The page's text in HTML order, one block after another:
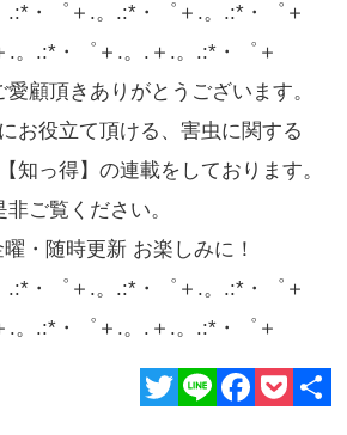
.:*・゜＋.。.:*・゜＋.。.:*・゜＋
.。.:*・゜＋.。.＋.。.:*・゜＋
顧頂きありがとうございます。
お役立て頂ける、害虫に関する
知っ得】の連載をしております。
非ご覧ください。
・随時更新 お楽しみに！
.:*・゜＋.。.:*・゜＋.。.:*・゜＋
.。.:*・゜＋.。.＋.。.:*・゜＋